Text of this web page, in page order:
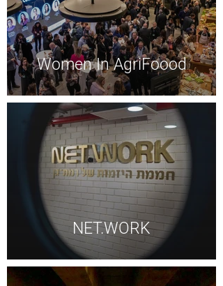
Women In AgriFoood
NET.WORK